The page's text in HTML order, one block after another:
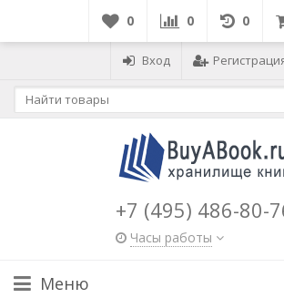
0 0 0
Вход
+7 (495) 486-80-
Часы работы
Меню